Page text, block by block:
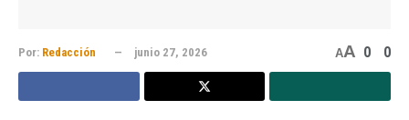
Por: Redacción junio 27, 2026 AA 0 0